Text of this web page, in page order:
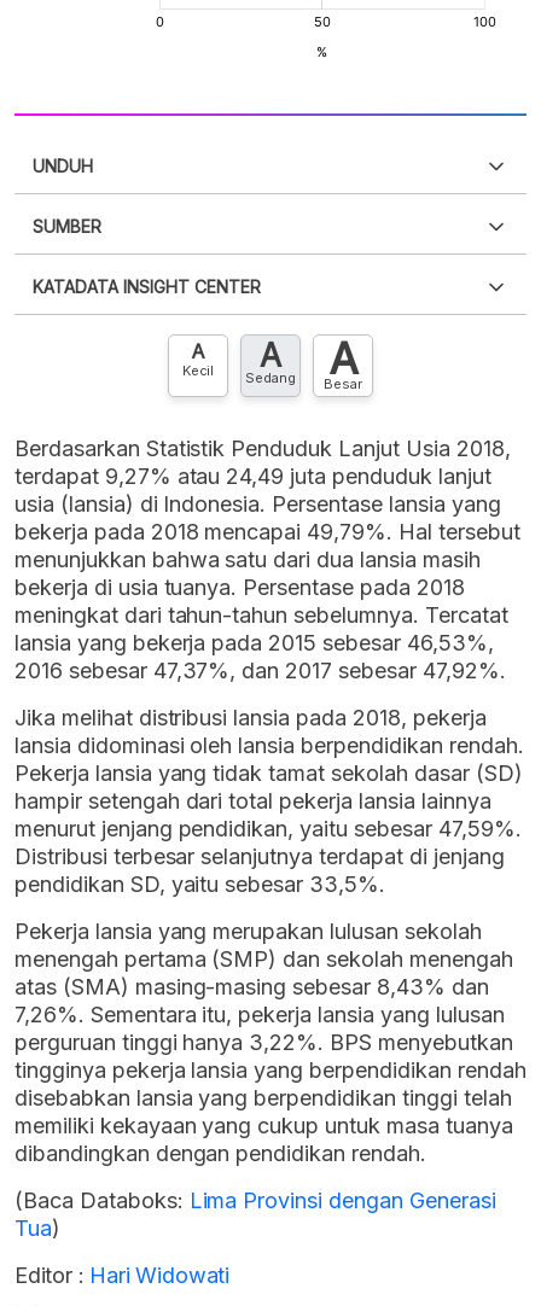
UNDUH
XLS
SUMBER
punya akun?Silakan Daftar sekarang
KATADATA INSIGHT CENTER
Hubungi sekarang »
A
Kecil A
Sedang A
Besar
Berdasarkan Statistik Penduduk Lanjut Usia 2018,
terdapat 9,27% atau 24,49 juta penduduk lanjut
usia (lansia) di Indonesia. Persentase lansia yang
bekerja pada 2018 mencapai 49,79%. Hal tersebut
menunjukkan bahwa satu dari dua lansia masih
bekerja di usia tuanya. Persentase pada 2018
meningkat dari tahun-tahun sebelumnya. Tercatat
lansia yang bekerja pada 2015 sebesar 46,53%,
2016 sebesar 47,37%, dan 2017 sebesar 47,92%.
Jika melihat distribusi lansia pada 2018, pekerja
lansia didominasi oleh lansia berpendidikan rendah.
Pekerja lansia yang tidak tamat sekolah dasar (SD)
hampir setengah dari total pekerja lansia lainnya
menurut jenjang pendidikan, yaitu sebesar 47,59%.
Distribusi terbesar selanjutnya terdapat di jenjang
pendidikan SD, yaitu sebesar 33,5%.
Pekerja lansia yang merupakan lulusan sekolah
menengah pertama (SMP) dan sekolah menengah
atas (SMA) masing-masing sebesar 8,43% dan
7,26%. Sementara itu, pekerja lansia yang lulusan
perguruan tinggi hanya 3,22%. BPS menyebutkan
tingginya pekerja lansia yang berpendidikan rendah
disebabkan lansia yang berpendidikan tinggi telah
memiliki kekayaan yang cukup untuk masa tuanya
dibandingkan dengan pendidikan rendah.
(Baca Databoks: Lima Provinsi dengan Generasi
Tua)
Editor : Hari Widowati